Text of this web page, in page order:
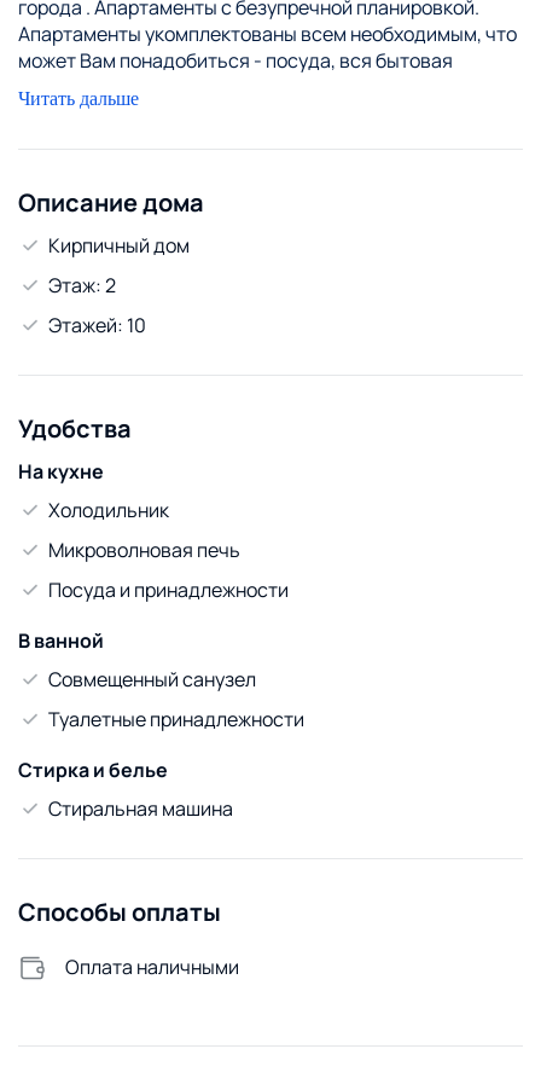
города . Апартаменты с безупречной планировкой.
Апартаменты укомплектованы всем необходимым, что
может Вам понадобиться - посуда, вся бытовая
техника, постельное бельё, WI-FI ср-ва личной
гигиены. Предоставление отчетных документов
бюджет.
За каждого следующего гостя + 20 р
Читать дальше
Описание дома
Кирпичный дом
Этаж: 2
Этажей: 10
Удобства
На кухне
Холодильник
Микроволновая печь
Посуда и принадлежности
В ванной
Совмещенный санузел
Туалетные принадлежности
Стирка и белье
Стиральная машина
Способы оплаты
Оплата наличными